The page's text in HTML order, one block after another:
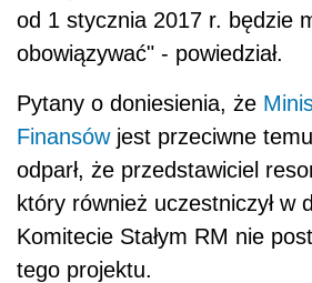
od 1 stycznia 2017 r. będzie
obowiązywać" - powiedział.
Pytany o doniesienia, że
Finansówjest przeciwne
odparł, że przedstawiciel
który również uczestniczył w
Komitecie Stałym RM nie
tego projektu.